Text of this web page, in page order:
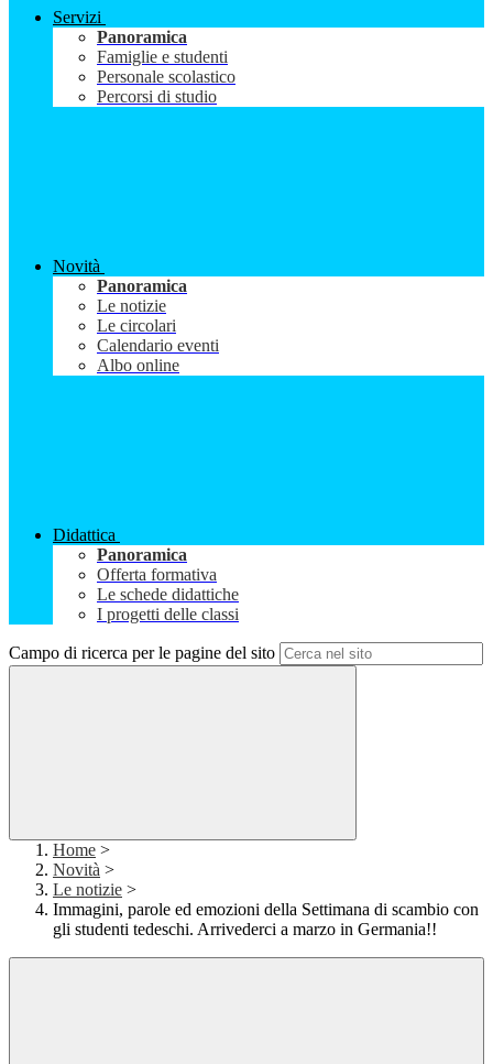
Servizi
Panoramica
Famiglie e studenti
Personale scolastico
Percorsi di studio
Novità
Panoramica
Le notizie
Le circolari
Calendario eventi
Albo online
Didattica
Panoramica
Offerta formativa
Le schede didattiche
I progetti delle classi
Campo di ricerca per le pagine del sito
Home >
Novità >
Le notizie >
Immagini, parole ed emozioni della Settimana di scambio con
gli studenti tedeschi. Arrivederci a marzo in Germania!!